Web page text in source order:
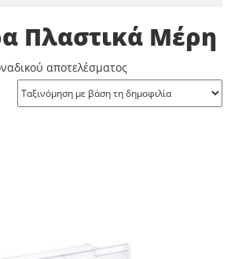
Πλαστικά Μέρη
αποτελέσματος